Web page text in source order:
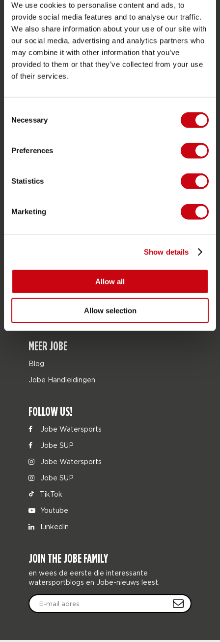
We use cookies to personalise content and ads, to
provide social media features and to analyse our traffic.
We also share information about your use of our site with
our social media, advertising and analytics partners who
may combine it with other information that you’ve
provided to them or that they’ve collected from your use
of their services.
Selection
Necessary
Preferences
Statistics
Marketing
Show details
Allow all
Allow selection
Foil
Zwemvesten
SUP
Wetsuits
Kneeboarden
Kleding & schoenen
Boating accessoires
Tassen
Leisure
Mix & Match
MEER JOBE
Blog
Jobe Handleidingen
FOLLOW US!
Jobe Watersports
Jobe SUP
Jobe Watersports
Jobe SUP
TikTok
Youtube
LinkedIn
JOIN THE JOBE FAMILY
en wees de eerste die interessante
watersportblogs en Jobe-nieuws leest.